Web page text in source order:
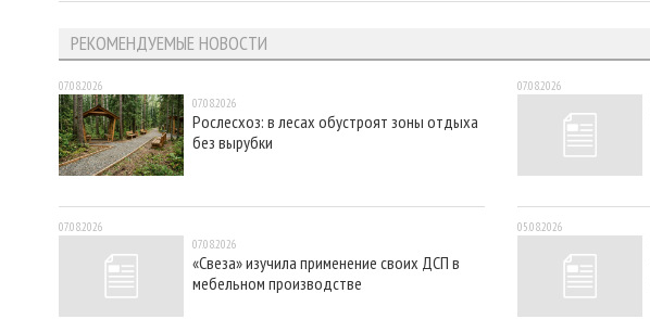
РЕКОМЕНДУЕМЫЕ НОВОСТИ
07.08.2026
07.08.2026
Рослесхоз: в лесах обустроят зоны отдыха
без вырубки
07.08.2026
07.08.2026
«Свеза» изучила применение своих ДСП в
мебельном производстве
07.08.2026
05.08.2026